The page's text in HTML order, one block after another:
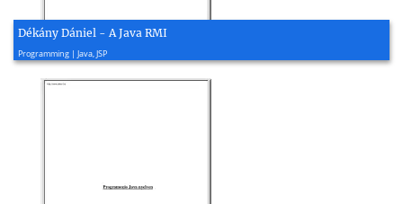
Dékány Dániel - A Java RMI
Programming | Java, JSP